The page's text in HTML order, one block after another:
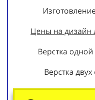
Цены на дизайн
Верстка
Верстка